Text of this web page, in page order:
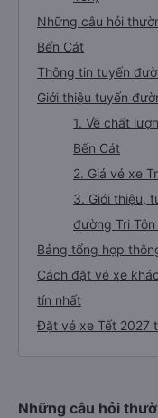
Những câu hỏi
Bến Cát
Thông tin tuyến
Giới thiệu tuyến
1. Về chất
Bến Cát
2. Giá vé xe
3. Giới thiệu,
đường Tri
Bảng tổng hợp
Cách đặt vé xe
tín nhất
Đặt vé xe Tết 2027
Những câu hỏi